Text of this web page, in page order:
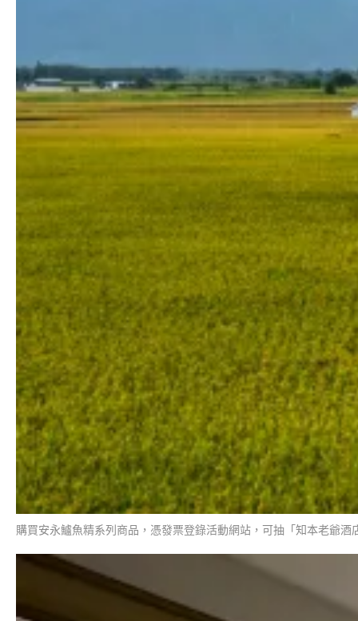
購買安永鱸魚精系列商品，憑發票登錄活動網站，可抽「知本老爺